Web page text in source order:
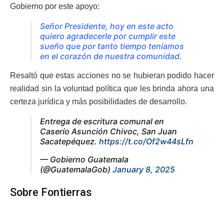
Gobierno por este apoyo:
Señor Presidente, hoy en este acto
quiero agradecerle por cumplir este
sueño que por tanto tiempo teníamos
en el corazón de nuestra comunidad.
Resaltó que estas acciones no se hubieran podido hacer
realidad sin la voluntad política que les brinda ahora una
certeza jurídica y más posibilidades de desarrollo.
Entrega de escritura comunal en
Caserío Asunción Chivoc, San Juan
Sacatepéquez. https://t.co/Of2w44sLfn
— Gobierno Guatemala
(@GuatemalaGob) January 8, 2025
Sobre Fontierras